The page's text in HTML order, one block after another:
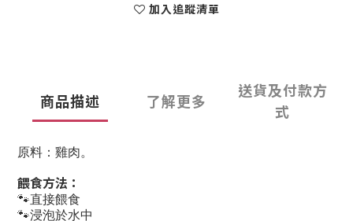
加入追蹤清單
商品描述 了解更多
送貨及付款方
式
原料：雞肉。
餵食方法：
🐾直接餵食
🐾浸泡於水中